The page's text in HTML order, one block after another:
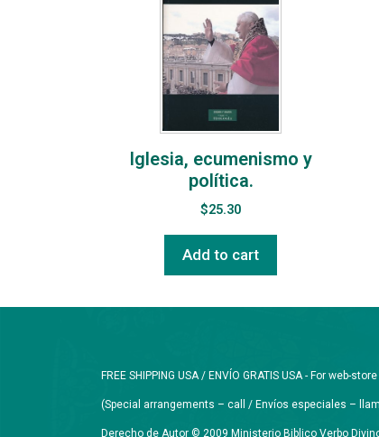
Iglesia, ecumenismo y
política.
$25.30
Add to cart
FREE SHIPPING USA / ENVÍO GRATIS USA - For web-
(Special arrangements – call / Envíos especiales –
Derecho de Autor © 2009 Ministerio Biblico Verbo